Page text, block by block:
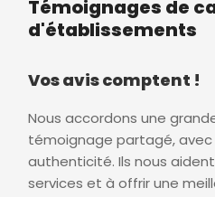
Témoignages de
d'établissements
Vos avis comptent !
Nous accordons une
témoignage partagé,
authenticité. Ils nous
services et à offrir une